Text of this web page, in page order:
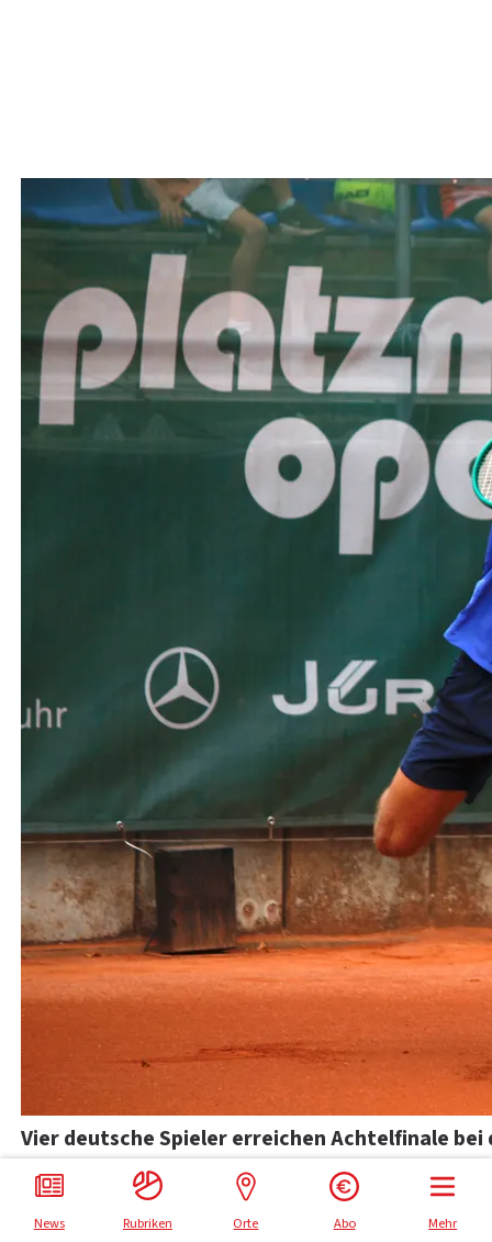
Datenschutz
Vier deutsche Spieler erreichen Achtelfinale bei
News Rubriken Orte Abo Mehr